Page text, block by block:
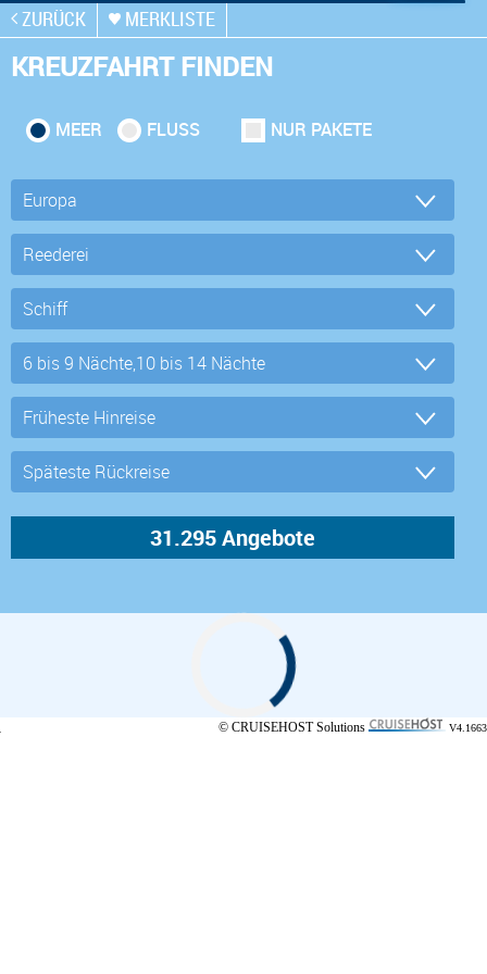
ZURÜCK MERKLISTE
KREUZFAHRT FINDEN
MEER FLUSS NUR PAKETE
© CRUISEHOST Solutions V4.1663